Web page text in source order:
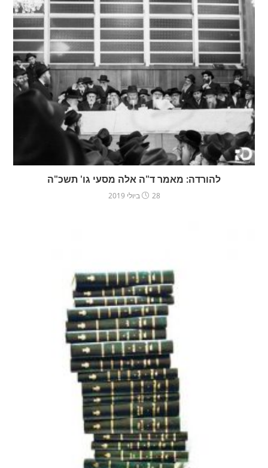
להורדה: מאמר ד"ה אלה מסעי גו' תשכ"ה
28 ביולי 2019